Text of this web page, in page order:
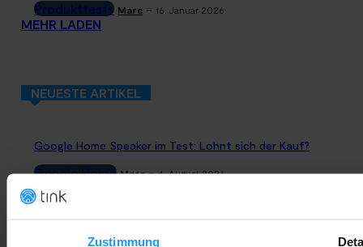
Zustimmung
Produkttests Marc - 16. Januar 2026
MEHR LADEN
NEUESTE ARTIKEL
Google Home Speaker im Test: Lohnt sich der Kauf?
Google Home Marc - 4. August 2026